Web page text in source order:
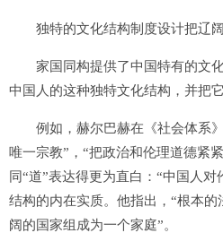
独特的文化结构制度设计把辽阔
家国同构提供了中国特有的文化
中国人的这种独特文化结构，并把
例如，赫尔巴赫在《社会体系》
唯一宗教”，“把政治和伦理道德紧
同“道”表达得更为直白：“中国人
结构的内在实质。他指出，“根本
阔的国家组成为一个家庭”。